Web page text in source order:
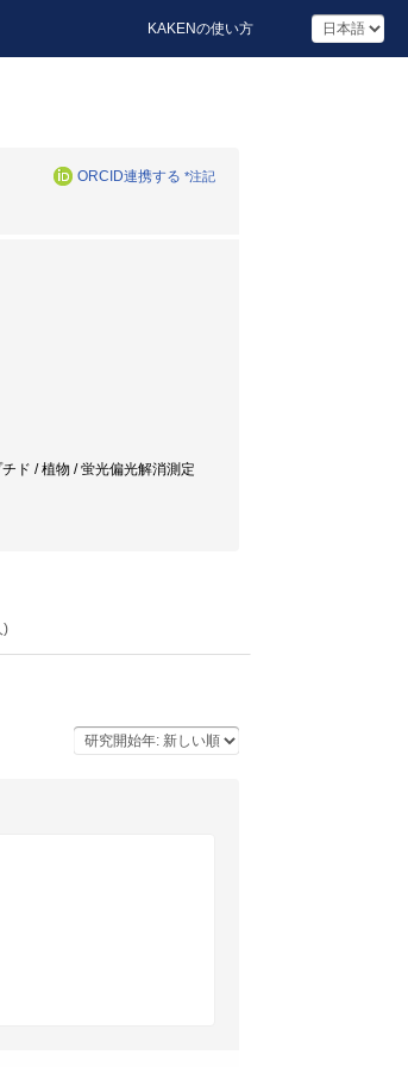
KAKENの使い方
ORCID連携する *注記
ド / 植物 / 蛍光偏光解消測定
)